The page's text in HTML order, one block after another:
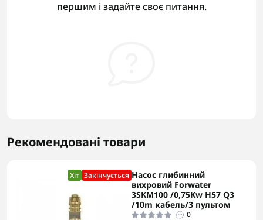
першим і задайте своє питання.
Рекомендовані товари
Хіт Закінчується Насос глибинний
вихровий Forwater
3SKM100 /0,75Kw H57 Q3
/10m кабель/З пультом
0